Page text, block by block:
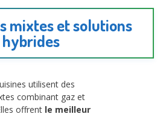
mixtes et solutions
hybrides
utilisent des
combinant gaz et
offrent le meilleur